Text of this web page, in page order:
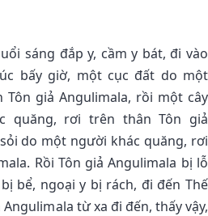
sáng đắp y, cầm y bát, đi vào
bấy giờ, một cục đất do một
giả Angulimala, rồi một cây
quăng, rơi trên thân Tôn giả
do một người khác quăng, rơi
Rồi Tôn giả Angulimala bị lỗ
bể, ngoại y bị rách, đi đến Thế
Angulimala từ xa đi đến, thấy vậy,